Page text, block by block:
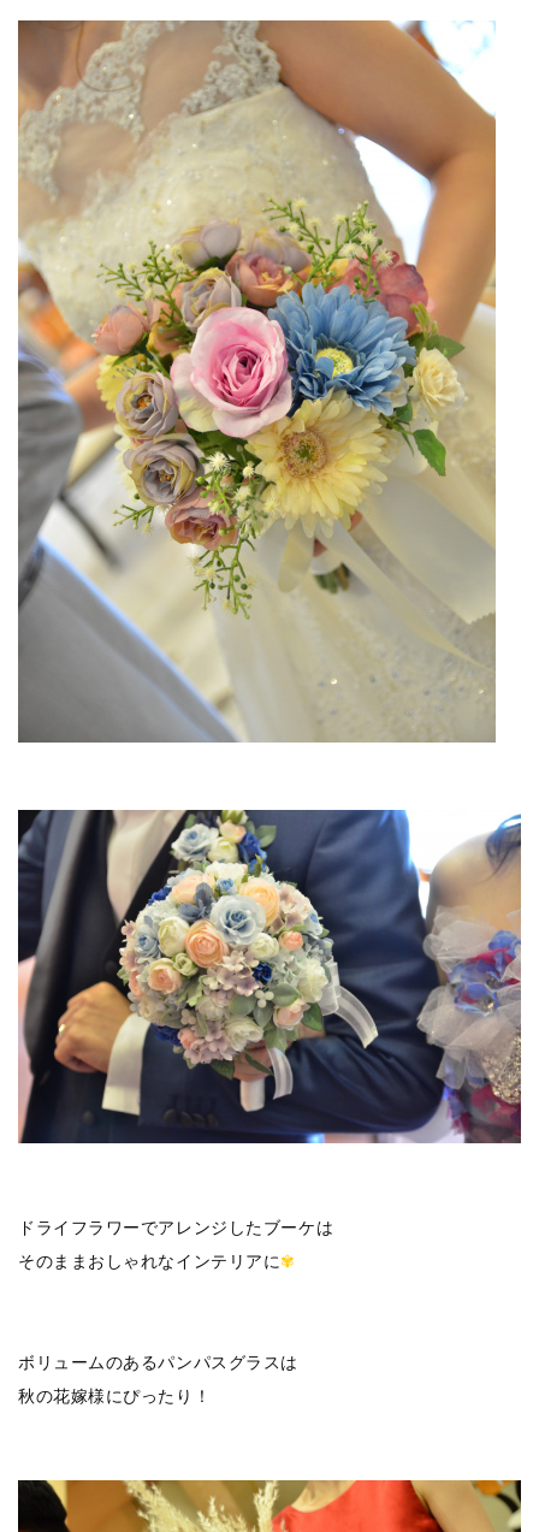
ドライフラワーでアレンジしたブーケは
そのままおしゃれなインテリアに✾
ボリュームのあるパンパスグラスは
秋の花嫁様にぴったり！